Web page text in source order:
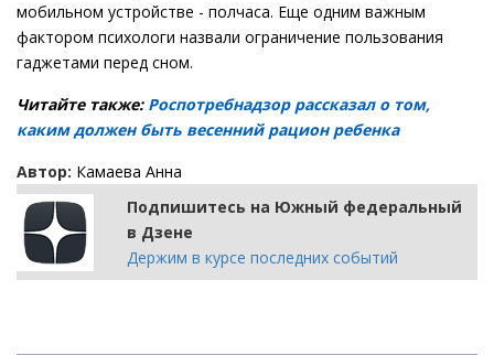
мобильном устройстве - полчаса. Еще одним важным
фактором психологи назвали ограничение пользования
гаджетами перед сном.
Читайте также: Роспотребнадзор рассказал о том,
каким должен быть весенний рацион ребенка
Автор: Камаева Анна
Подпишитесь на Южный федеральный
в Дзене
Держим в курсе последних событий